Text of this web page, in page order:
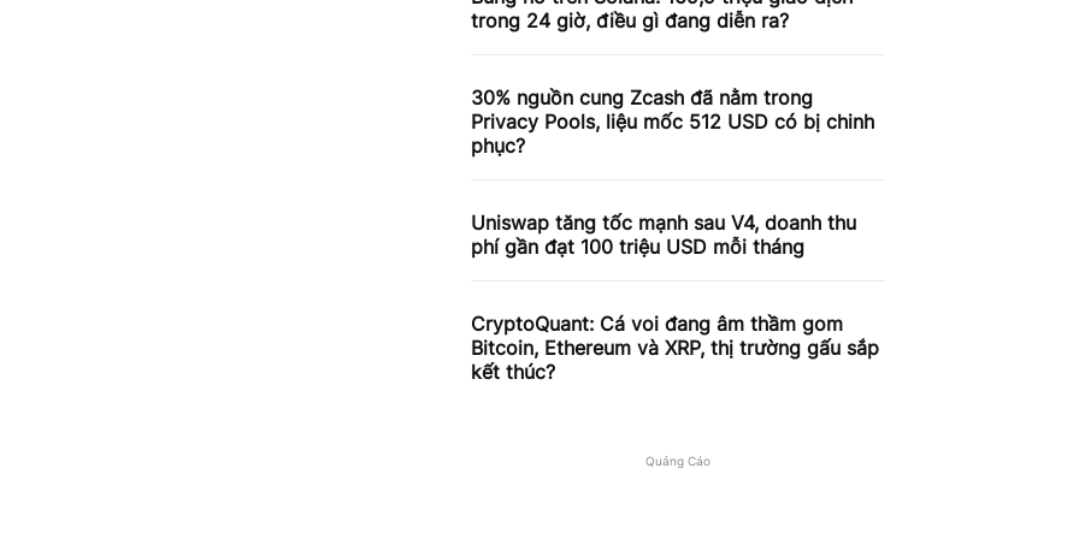
trong 24 giờ, điều gì đang diễn ra?
30% nguồn cung Zcash đã nằm trong
Privacy Pools, liệu mốc 512 USD có bị chinh
phục?
Uniswap tăng tốc mạnh sau V4, doanh thu
phí gần đạt 100 triệu USD mỗi tháng
CryptoQuant: Cá voi đang âm thầm gom
Bitcoin, Ethereum và XRP, thị trường gấu sắp
kết thúc?
Quảng Cáo